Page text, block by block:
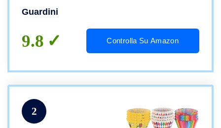
Guardini
9.8 Controlla Su Amazon
2